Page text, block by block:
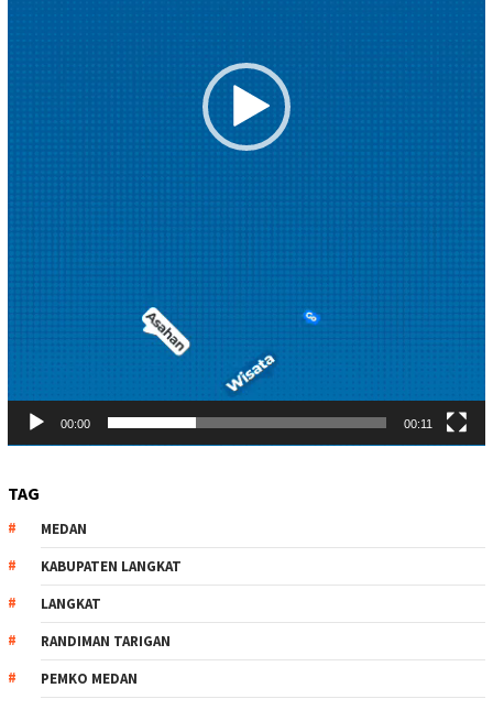
00:00 00:11
TAG
MEDAN
KABUPATEN LANGKAT
LANGKAT
RANDIMAN TARIGAN
PEMKO MEDAN